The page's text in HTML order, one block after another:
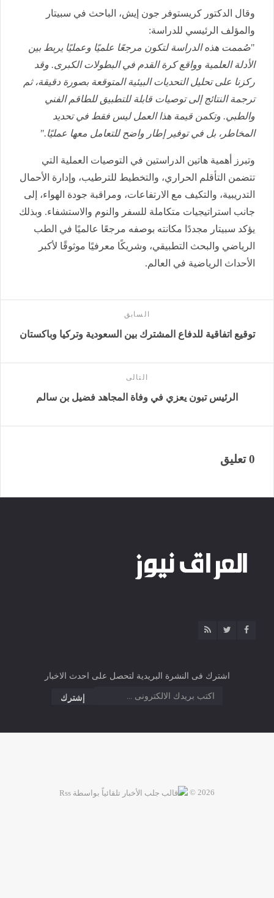
وقال الدكتور كريستوفر جون إيش، الباحث في سبيتار
والمؤلف الرئيسي للدراسة:
"صُممت هذه الدراسة لتكون مرجعًا علميًا وعمليًا يربط بين
الأدلة العلمية وواقع كرة القدم في البطولات الكبرى. وقد
ركزنا على تحليل التحديات البيئية المتوقعة بصورة دقيقة، ثم
ترجمة النتائج إلى توصيات قابلة للتطبيق للطاقم الفني
والطبي. وتكمن قيمة هذا العمل ليس فقط في تحديد
المخاطر، بل في توفير إطار واضح للتعامل معها عمليًا."
وتبرز أهمية هاتين الدراستين في التوصيات العملية التي
تتضمن التأقلم الحراري، والتخطيط للترطيب، وإدارة الأحمال
التدريبية، والتكيف مع الارتفاعات، ومراقبة جودة الهواء، إلى
جانب استراتيجيات متكاملة للسفر والنوم والاستشفاء. وبذلك
يؤكد سبيتار مجددًا مكانته بوصفه مرجعًا عالميًا في الطب
الرياضي والبحث التطبيقي، وشريكًا معرفيًا موثوقًا لأكبر
الأحداث الرياضية في العالم.
السابق
توقيع اتفاقية للدفاع المشترك بين السعودية وتركيا وباكستان
التالى
الرئيس تبون يعزي في وفاة المجاهد فضيل بن سالم
0 تعليق
اشترك فى النشرة البريدية لتحصل على احدث الاخبار
2026 ©